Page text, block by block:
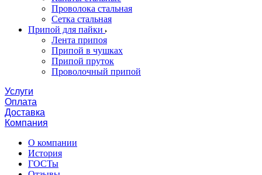
Проволока стальная
Сетка стальная
Припой для пайки
Лента припоя
Припой в чушках
Припой пруток
Проволочный припой
Услуги
Оплата
Доставка
Компания
О компании
История
ГОСТы